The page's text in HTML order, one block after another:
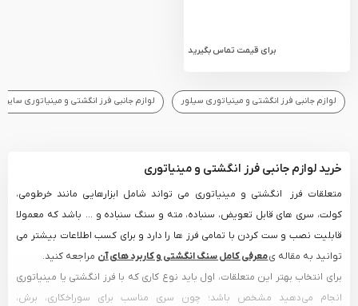
برای قیمت تماس بگیرید
لوازم جانبی فرز انگشتی و مینیاتوری سیلور لوازم جانبی فرز انگشتی و مینیاتوری سایر
خرید لوازم جانبی فرز انگشتی و مینیاتوری
متعلقات فرز انگشتی و مینیاتوری می تواند شامل ابزارهایی مانند خرطومی،
کولت، سری های قابل تعویض، سنباده، مته و سنگ سنباده و ... باشد که معمولا
قابلیت نصب و ست کردن با تمامی فرز ها را دارد و برای کسب اطلاعات بیشتر می
توانید به مقاله یمعرفی کامل سنگ انگشتی و کاربرد های آن مراجعه کنید.
برای انتخاب بهتر این متعلقات، اول باید نوع کاری که با فرز انگشتی یا مینیاتوری
انجام می‌دهید مشخص باشد؛ چون سری مناسب برای سوراخکاری، برش،